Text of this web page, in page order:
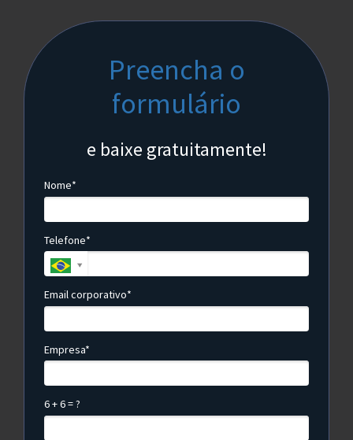
Preencha o
formulário
e baixe gratuitamente!
Nome*
Telefone*
Email corporativo*
Empresa*
6 + 6 = ?